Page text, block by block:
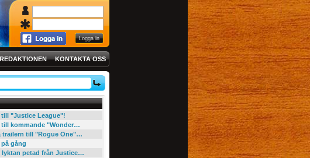
REDAKTIONEN KONTAKTA OSS
till "Justice League"!
till kommande "Wonder…
trailern till "Rogue One"…
gång
lyktan petad från Justice…